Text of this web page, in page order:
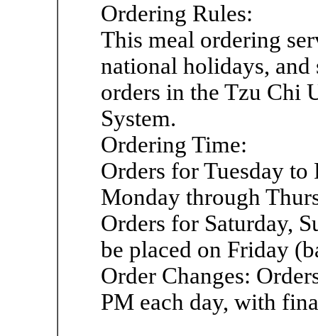
Ordering Rules:
This meal ordering
national holidays, and
orders in the Tzu Chi
System.
Ordering Time:
Orders for Tuesday to
Monday through
Orders for Saturday,
be placed on Friday
Order Changes:
PM each day, with